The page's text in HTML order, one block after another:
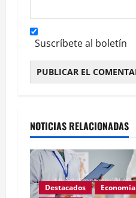
Suscríbete al boletín
NOTICIAS RELACIONADAS
Destacados
Economía